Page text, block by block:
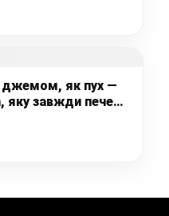
джемом, як пух —
завжди пече